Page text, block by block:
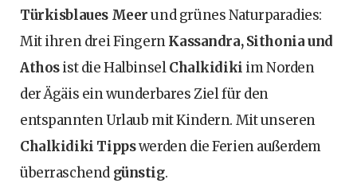
Türkisblaues Meerund grünes Naturparadies:
Mit ihren drei FingernKassandra, Sithonia und
Athosist die HalbinselChalkidiki im Norden
der Ägäis ein wunderbares Ziel für den
entspannten Urlaub mit Kindern. Mit unseren
Chalkidiki Tippswerden die Ferien außerdem
überraschend günstig.